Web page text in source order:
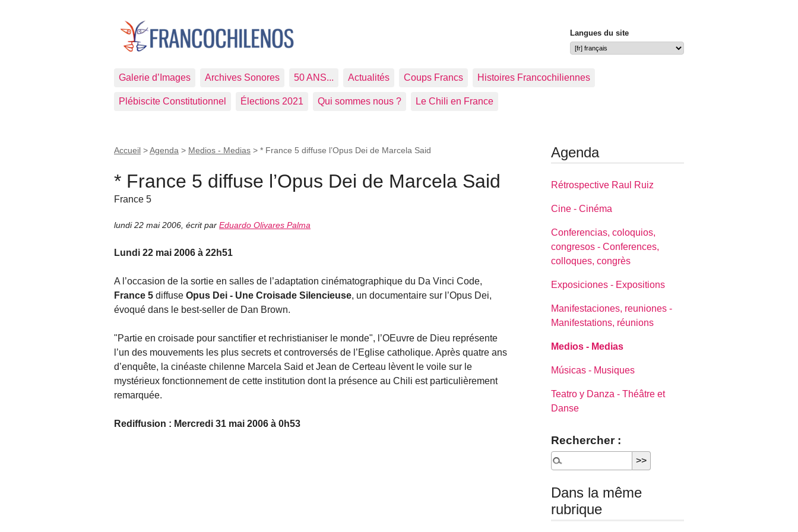
Langues du site
Galerie d’Images Archives Sonores 50 ANS... Actualités Coups Francs Histoires Francochiliennes
Plébiscite Constitutionnel Élections 2021 Qui sommes nous ? Le Chili en France
Accueil >Agenda > Medios - Medias > * France 5 diffuse l’Opus Dei de Marcela Said
* France 5 diffuse l’Opus Dei de Marcela Said
France 5
lundi 22 mai 2006 écrit par Eduardo Olivares Palma
Lundi 22 mai 2006 à 22h51
A l’occasion de la sortie en salles de l’adaptation cinématographique du Da Vinci Code,
France 5 diffuse Opus Dei - Une Croisade Silencieuse, un documentaire sur l’Opus Dei,
évoqué dans le best-seller de Dan Brown.
"Partie en croisade pour sanctifier et rechristianiser le monde", l’OEuvre de Dieu représente
l’un des mouvements les plus secrets et controversés de l’Eglise catholique. Après quatre ans
d’enquête, la cinéaste chilenne Marcela Said et Jean de Certeau lèvent le voile sur le
mystérieux fonctionnement de cette institution dont la présence au Chili est particulièrement
remarquée.
Rediffusion : Mercredi 31 mai 2006 à 0h53
Agenda
Rétrospective Raul Ruiz
Cine - Cinéma
Conferencias, coloquios,
congresos - Conferences,
colloques, congrès
Exposiciones - Expositions
Manifestaciones, reuniones -
Manifestations, réunions
Medios - Medias
Músicas - Musiques
Teatro y Danza - Théâtre et
Danse
Rechercher :
Dans la même
rubrique